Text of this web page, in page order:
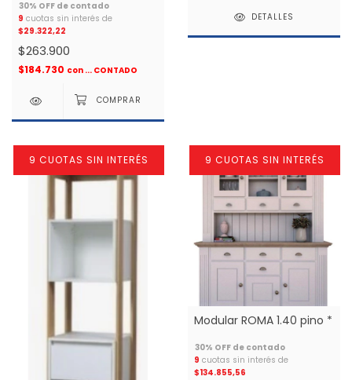
9 cuotas sin interés de
$29.322,22
$263.900
$184.730 con ... CONTADO
DETALLES
9 CUOTAS SIN INTERÉS 9 CUOTAS SIN INTERÉS
Modular ROMA 1.40 pino *
9 cuotas sin interés de
$134.855,56